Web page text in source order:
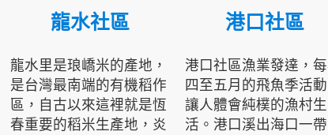
龍水社區
龍水里是琅嶠米的產地，
是台灣最南端的有機稻作
區，自古以來這裡就是恆
春重要的稻米生產地，炎
港口社區
港口社區漁業發達，
四至五月的飛魚季活動
讓人體會純樸的漁村生
活。港口溪出海口一帶